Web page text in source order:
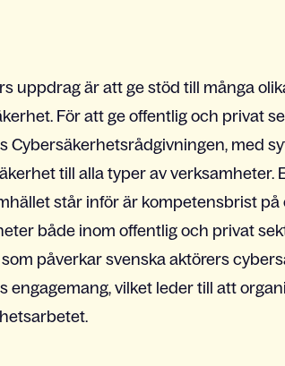
uppdrag är att ge stöd till många
För att ge offentlig och privat
Cybersäkerhetsrådgivningen, med
till alla typer av verksamheter.
står inför är kompetensbrist på
både inom offentlig och privat
påverkar svenska aktörers
engagemang, vilket leder till att